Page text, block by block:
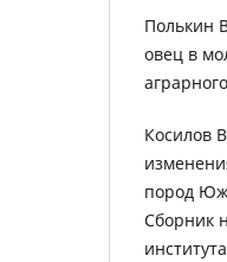
Полькин
овец в
Косилов
пород
Сборник